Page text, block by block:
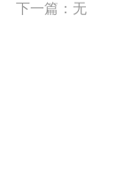
下一篇：无